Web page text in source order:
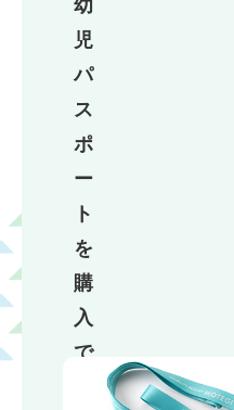
幼
児
パ
ス
ポ
ー
ト
を
購
入
で